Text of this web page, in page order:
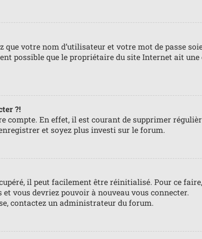
votre nom d’utilisateur et votre mot de passe
possible que le propriétaire du site Internet ait
?!
compte. En effet, il est courant de supprimer
et soyez plus investi sur le forum.
il peut facilement être réinitialisé. Pour ce
vous devriez pouvoir à nouveau vous connecter.
contactez un administrateur du forum.